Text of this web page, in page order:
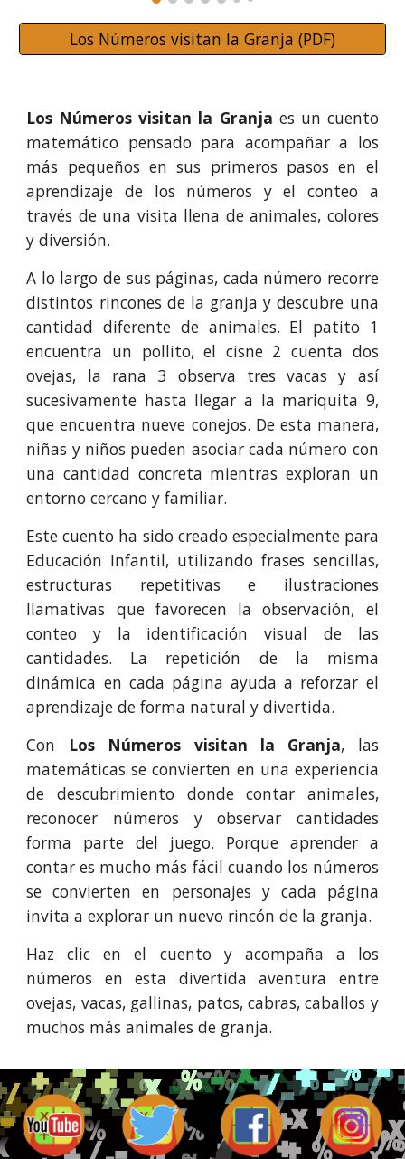
Los Números visitan la Granja (PDF)
Los Números visitan la Granja es un cuento
matemático pensado para acompañar a los
más pequeños en sus primeros pasos en el
aprendizaje de los números y el conteo a
través de una visita llena de animales, colores
y diversión.
A lo largo de sus páginas, cada número recorre
distintos rincones de la granja y descubre una
cantidad diferente de animales. El patito 1
encuentra un pollito, el cisne 2 cuenta dos
ovejas, la rana 3 observa tres vacas y así
sucesivamente hasta llegar a la mariquita 9,
que encuentra nueve conejos. De esta manera,
niñas y niños pueden asociar cada número con
una cantidad concreta mientras exploran un
entorno cercano y familiar.
Este cuento ha sido creado especialmente para
Educación Infantil, utilizando frases sencillas,
estructuras repetitivas e ilustraciones
llamativas que favorecen la observación, el
conteo y la identificación visual de las
cantidades. La repetición de la misma
dinámica en cada página ayuda a reforzar el
aprendizaje de forma natural y divertida.
Con Los Números visitan la Granja, las
matemáticas se convierten en una experiencia
de descubrimiento donde contar animales,
reconocer números y observar cantidades
forma parte del juego. Porque aprender a
contar es mucho más fácil cuando los números
se convierten en personajes y cada página
invita a explorar un nuevo rincón de la granja.
Haz clic en el cuento y acompaña a los
números en esta divertida aventura entre
ovejas, vacas, gallinas, patos, cabras, caballos y
muchos más animales de granja.